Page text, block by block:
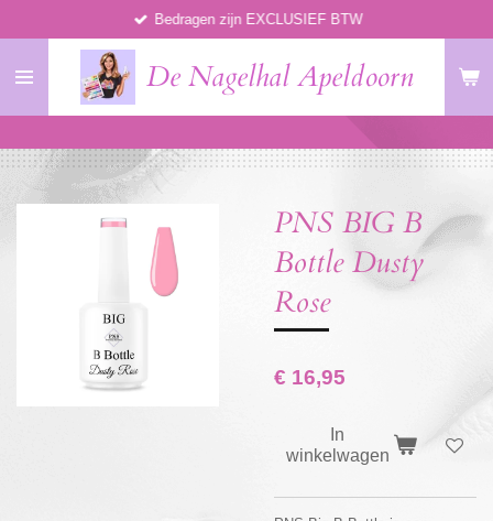
naar
hoofdinhoud
De Nagelhal Apeldoorn
Bedragen zijn EXCLUSIEF BTW
PNS BIG B
Bottle Dusty
Rose
€ 16,95
In
winkelwagen